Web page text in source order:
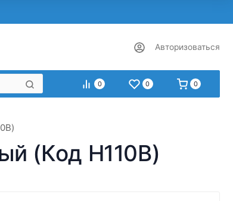
Авторизоваться
0 0 0
(Код H110B)